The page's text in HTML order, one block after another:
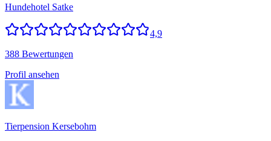
Hundehotel Satke
4,9
388 Bewertungen
Profil ansehen
Tierpension Kersebohm